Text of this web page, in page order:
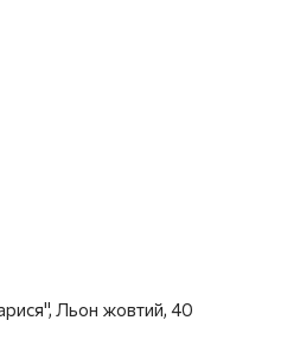
Льон жовтий, 40